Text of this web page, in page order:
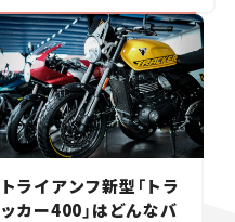
トライアンフ新型「トラ
ッカー400」はどんなバ